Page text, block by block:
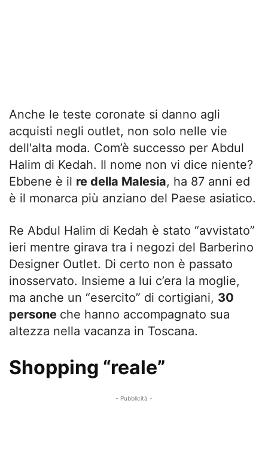
Anche le teste coronate si danno agli
acquisti negli outlet, non solo nelle vie
dell'alta moda. Com’è successo per Abdul
Halim di Kedah. Il nome non vi dice niente?
Ebbene è il re della Malesia, ha 87 anni ed
è il monarca più anziano del Paese asiatico.
Re Abdul Halim di Kedah è stato “avvistato”
ieri mentre girava tra i negozi del Barberino
Designer Outlet. Di certo non è passato
inosservato. Insieme a lui c’era la moglie,
ma anche un “esercito” di cortigiani, 30
persone che hanno accompagnato sua
altezza nella vacanza in Toscana.
Shopping “reale”
- Pubblicità -